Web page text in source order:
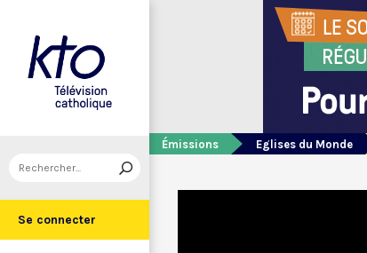
Se connecter
Émissions Eglises du Monde